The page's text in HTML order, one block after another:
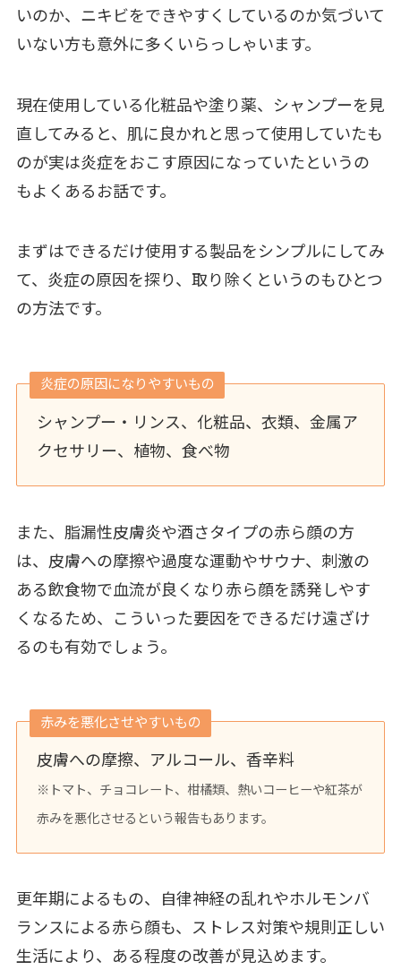
いのか、ニキビをできやすくしているのか気づいて
いない方も意外に多くいらっしゃいます。
現在使用している化粧品や塗り薬、シャンプーを見
直してみると、肌に良かれと思って使用していたも
のが実は炎症をおこす原因になっていたというの
もよくあるお話です。
まずはできるだけ使用する製品をシンプルにしてみ
て、炎症の原因を探り、取り除くというのもひとつ
の方法です。
炎症の原因になりやすいもの
シャンプー・リンス、化粧品、衣類、金属ア
クセサリー、植物、食べ物
また、脂漏性皮膚炎や酒さタイプの赤ら顔の方
は、皮膚への摩擦や過度な運動やサウナ、刺激の
ある飲食物で血流が良くなり赤ら顔を誘発しやす
くなるため、こういった要因をできるだけ遠ざけ
るのも有効でしょう。
赤みを悪化させやすいもの
皮膚への摩擦、アルコール、香辛料
※トマト、チョコレート、柑橘類、熱いコーヒーや紅茶が
赤みを悪化させるという報告もあります。
更年期によるもの、自律神経の乱れやホルモンバ
ランスによる赤ら顔も、ストレス対策や規則正しい
生活により、ある程度の改善が見込めます。